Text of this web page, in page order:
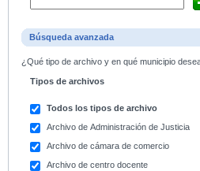
Búsqueda avanzada
¿Qué tipo de archivo y en qué municipio
Tipos de archivos
Todos los tipos de archivo
Archivo de Administración de Justicia
Archivo de cámara de comercio
Archivo de centro docente